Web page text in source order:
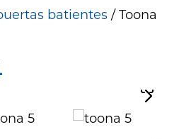
batientes / Toona